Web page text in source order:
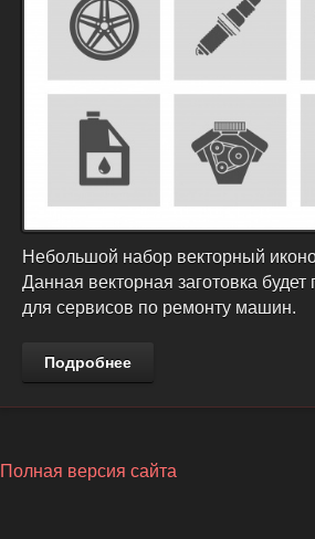
Небольшой набор векторный
Данная векторная заготовка
для сервисов по ремонту машин.
Подробнее
Полная версия сайта